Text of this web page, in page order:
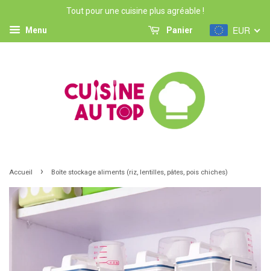
Tout pour une cuisine plus agréable !
Menu EUR
Panier
Accueil › Boîte stockage aliments (riz, lentilles, pâtes, pois chiches)